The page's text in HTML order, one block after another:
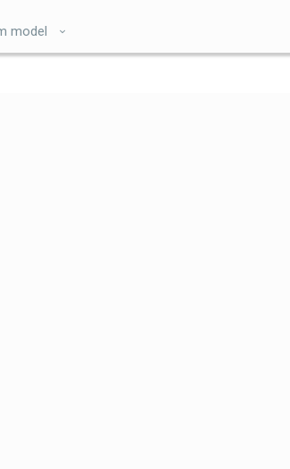
model